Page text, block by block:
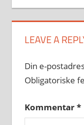
LEAVE A
Din e-
Obligatoriske
Kommentar*